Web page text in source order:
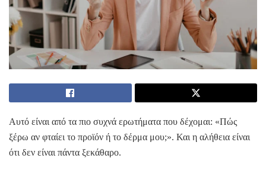
Αυτό είναι από τα πιο συχνά ερωτήματα που δέχομαι: «Πώς
ξέρω αν φταίει το προϊόν ή το δέρμα μου;». Και η αλήθεια είναι
ότι δεν είναι πάντα ξεκάθαρο.